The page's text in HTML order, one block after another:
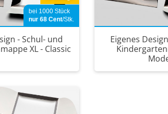
bei 1000 Stück
nur 68 Cent/Stk.
- Schul- und
XL - Classic
Eigenes